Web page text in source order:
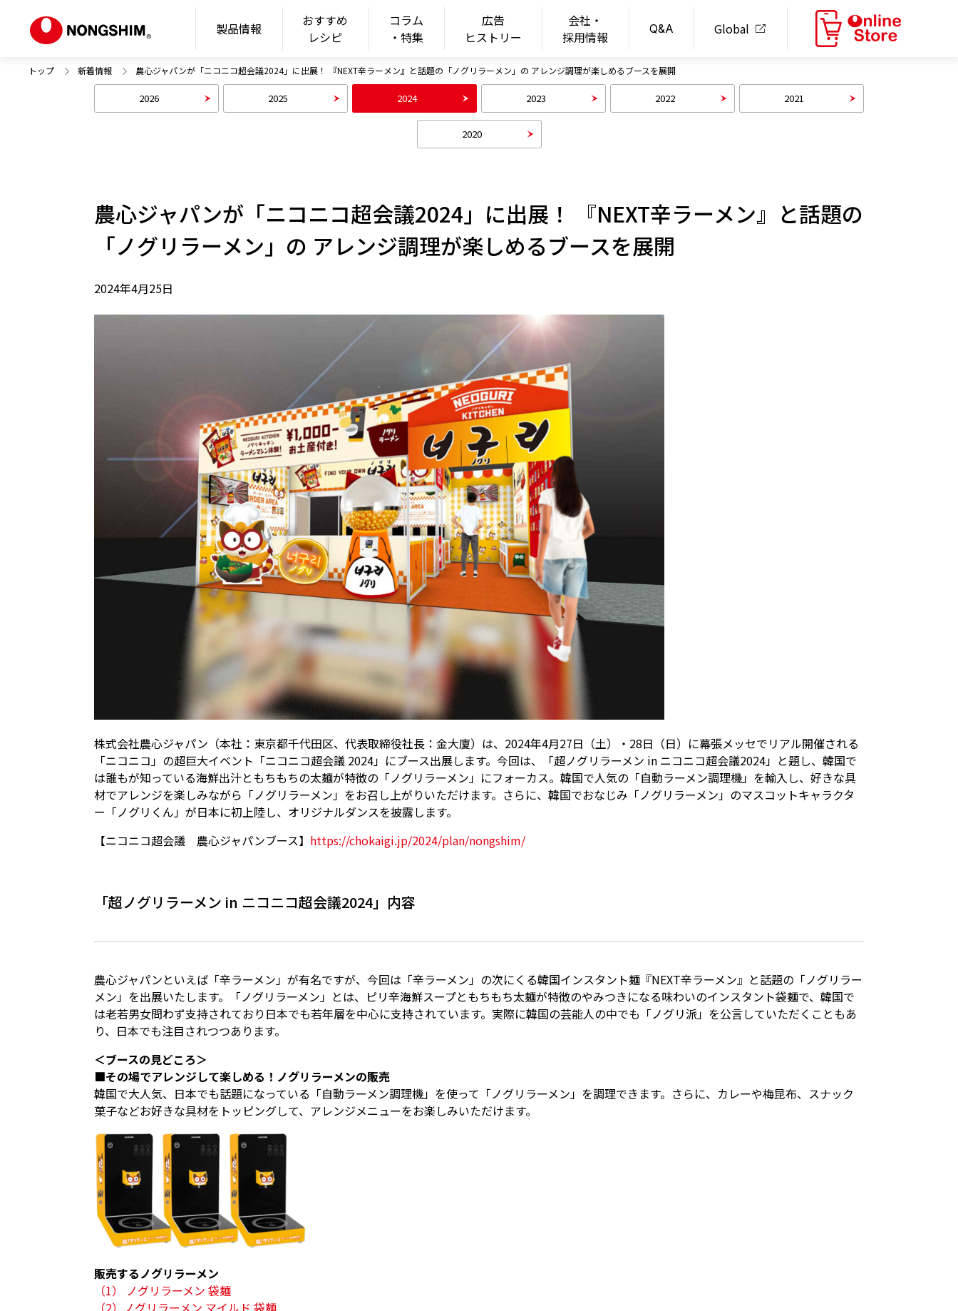
NONGSHIM
製品情報
おすすめ
レシピ
コラム
・特集
広告
ヒストリー
会社・
採用情報
Q&A Global
トップ 新着情報 農心ジャパンが「ニコニコ超会議2024」に出展！ 『NEXT辛ラーメン』と話題の「ノグリラーメン」の アレンジ調理が楽しめるブースを展開
2026 2025 2024 2023 2022 2021
2020
農心ジャパンが「ニコニコ超会議2024」に出展！ 『NEXT辛ラーメン』と話題の
「ノグリラーメン」の アレンジ調理が楽しめるブースを展開
2024年4月25日
株式会社農心ジャパン（本社：東京都千代田区、代表取締役社長：金大廈）は、2024年4月27日（土）・28日（日）に幕張メッセでリアル開催される
「ニコニコ」の超巨大イベント「ニコニコ超会議 2024」にブース出展します。今回は、「超ノグリラーメン in ニコニコ超会議2024」と題し、韓国で
は誰もが知っている海鮮出汁ともちもちの太麺が特徴の「ノグリラーメン」にフォーカス。韓国で人気の「自動ラーメン調理機」を輸入し、好きな具
材でアレンジを楽しみながら「ノグリラーメン」をお召し上がりいただけます。さらに、韓国でおなじみ「ノグリラーメン」のマスコットキャラクタ
ー「ノグリくん」が日本に初上陸し、オリジナルダンスを披露します。
【ニコニコ超会議 農心ジャパンブース】 https://chokaigi.jp/2024/plan/nongshim/
「超ノグリラーメン in ニコニコ超会議2024」内容
農心ジャパンといえば「辛ラーメン」が有名ですが、今回は「辛ラーメン」の次にくる韓国インスタント麺『NEXT辛ラーメン』と話題の「ノグリラー
メン」を出展いたします。「ノグリラーメン」とは、ピリ辛海鮮スープともちもち太麺が特徴のやみつきになる味わいのインスタント袋麺で、韓国で
は老若男女問わず支持されており日本でも若年層を中心に支持されています。実際に韓国の芸能人の中でも「ノグリ派」を公言していただくこともあ
り、日本でも注目されつつあります。
＜ブースの見どころ＞
■その場でアレンジして楽しめる！ノグリラーメンの販売
韓国で大人気、日本でも話題になっている「自動ラーメン調理機」を使って「ノグリラーメン」を調理できます。さらに、カレーや梅昆布、スナック
菓子などお好きな具材をトッピングして、アレンジメニューをお楽しみいただけます。
販売するノグリラーメン
（1） ノグリラーメン 袋麺
（2）ノグリラーメン マイルド 袋麺